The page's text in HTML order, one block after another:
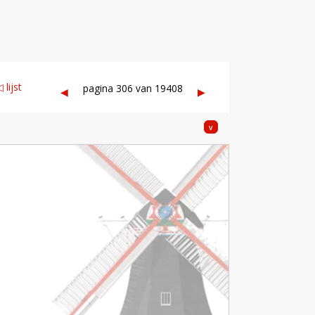
lijst ◀︎ pagina 306 van 19408 ▶︎
v